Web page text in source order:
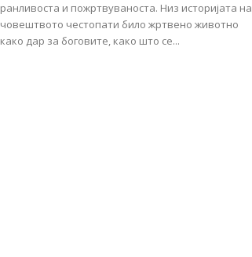
ранливоста и пожртвуваноста. Низ историјата на
човештвото честопати било жртвено животно
како дар за боговите, како што се...